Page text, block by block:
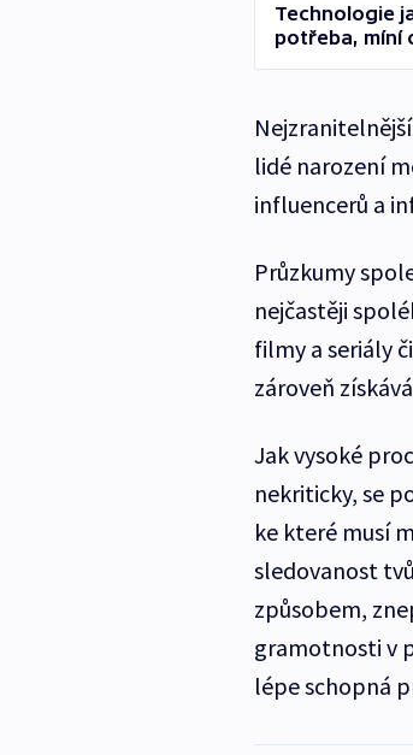
Technologie
potřeba, míní
lidé narození
influencerů a
Průzkumy
nejčastěji
filmy a seriály
zároveň
Jak vysoké
nekriticky, se
ke které musí
sledovanost
způsobem,
gramotnosti v
lépe schopná